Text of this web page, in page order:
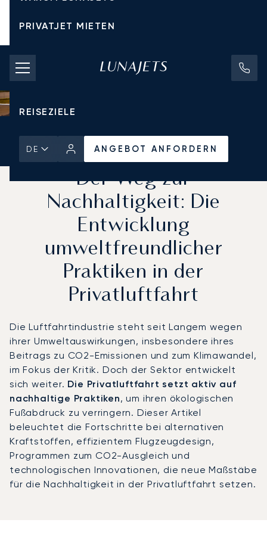
PRIVATJET MIETEN
CHARTERPREISE
PRIVATJETS
REISEZIELE
DE ANGEBOT ANFORDERN
Startseite Aktuelles und Einblicke
Der Weg zur
Nachhaltigkeit: Die
Entwicklung
umweltfreundlicher
Praktiken in der
Privatluftfahrt
Die Luftfahrtindustrie steht seit Langem wegen
ihrer Umweltauswirkungen, insbesondere ihres
Beitrags zu CO2-Emissionen und zum Klimawandel,
im Fokus der Kritik. Doch der Sektor entwickelt
sich weiter. Die Privatluftfahrt setzt aktiv auf
nachhaltige Praktiken, um ihren ökologischen
Fußabdruck zu verringern. Dieser Artikel
beleuchtet die Fortschritte bei alternativen
Kraftstoffen, effizientem Flugzeugdesign,
Programmen zum CO2-Ausgleich und
technologischen Innovationen, die neue Maßstäbe
für die Nachhaltigkeit in der Privatluftfahrt setzen.